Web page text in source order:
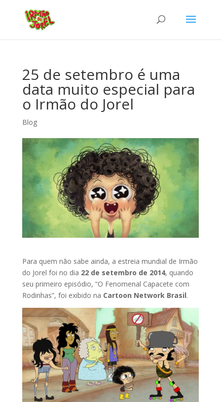
25 de setembro é uma
data muito especial para
o Irmão do Jorel
Blog
Para quem não sabe ainda, a estreia mundial de Irmão
do Jorel foi no dia 22 de setembro de 2014, quando
seu primeiro episódio, “O Fenomenal Capacete com
Rodinhas”, foi exibido na Cartoon Network Brasil.